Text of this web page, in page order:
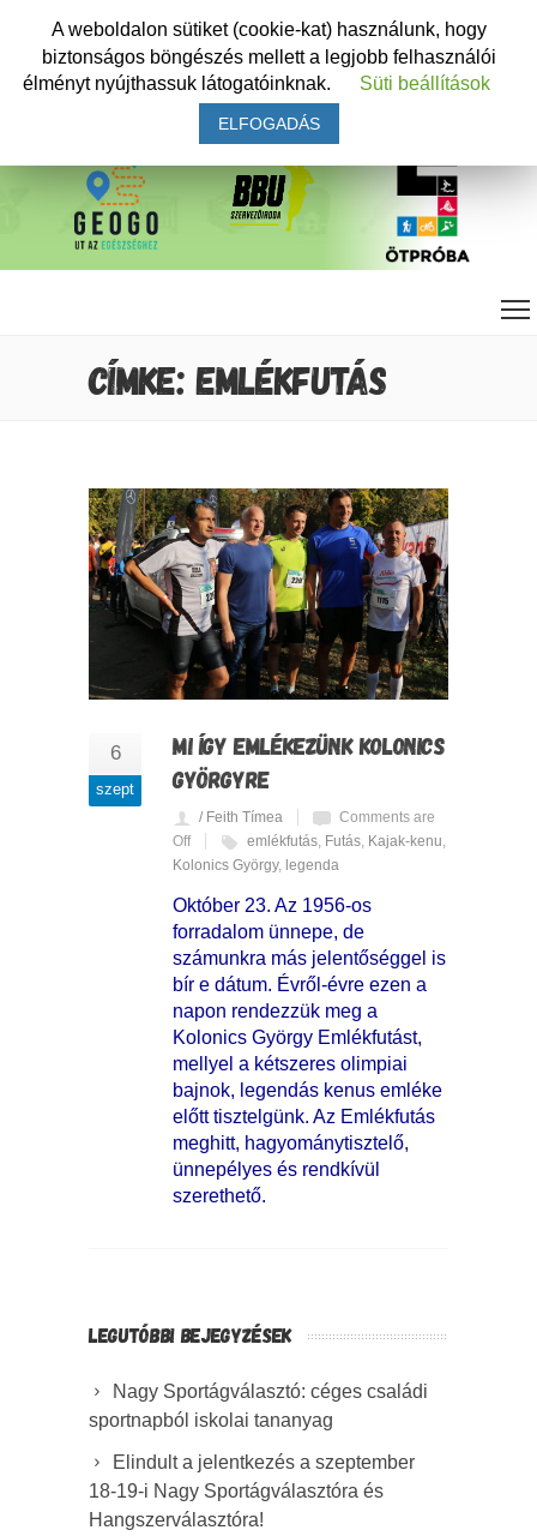
CÍMKE: EMLÉKFUTÁS
6
szept
MI ÍGY EMLÉKEZÜNK KOLONICS
GYÖRGYRE
/ Feith Tímea
Comments are
Off
emlékfutás Futás Kajak-kenu
Kolonics György, legenda
Október 23. Az 1956-os
forradalom ünnepe, de
számunkra más jelentőséggel is
bír e dátum. Évről-évre ezen a
napon rendezzük meg a
Kolonics György Emlékfutást,
mellyel a kétszeres olimpiai
bajnok, legendás kenus emléke
előtt tisztelgünk. Az Emlékfutás
meghitt, hagyománytisztelő,
ünnepélyes és rendkívül
szerethető.
LEGUTÓBBI BEJEGYZÉSEK
Nagy Sportágválasztó: céges családi
sportnapból iskolai tananyag
Elindult a jelentkezés a szeptember
18-19-i Nagy Sportágválasztóra és
Hangszerválasztóra!
A weboldalon sütiket (cookie-kat) használunk, hogy
biztonságos böngészés mellett a legjobb felhasználói
élményt nyújthassuk látogatóinknak.
Süti beállítások
ELFOGADÁS